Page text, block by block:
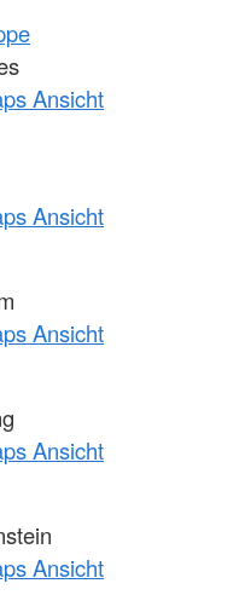
Ansicht
Ansicht
Ansicht
Ansicht
Ansicht